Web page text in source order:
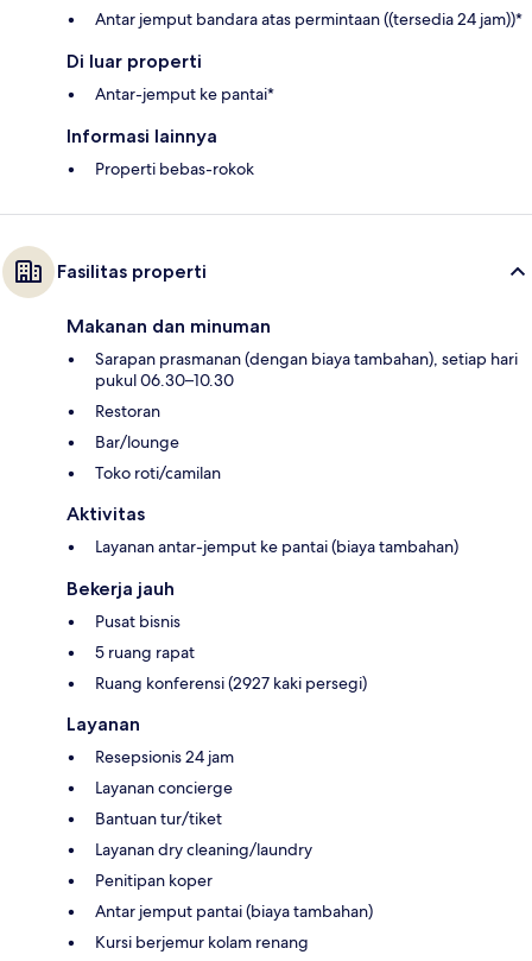
Antar jemput bandara atas permintaan ((tersedia 24 jam))*
Di luar properti
Antar-jemput ke pantai*
Informasi lainnya
Properti bebas-rokok
Fasilitas properti
Makanan dan minuman
Sarapan prasmanan (dengan biaya tambahan), setiap hari
pukul 06.30–10.30
Restoran
Bar/lounge
Toko roti/camilan
Aktivitas
Layanan antar-jemput ke pantai (biaya tambahan)
Bekerja jauh
Pusat bisnis
5 ruang rapat
Ruang konferensi (2927 kaki persegi)
Layanan
Resepsionis 24 jam
Layanan concierge
Bantuan tur/tiket
Layanan dry cleaning/laundry
Penitipan koper
Antar jemput pantai (biaya tambahan)
Kursi berjemur kolam renang